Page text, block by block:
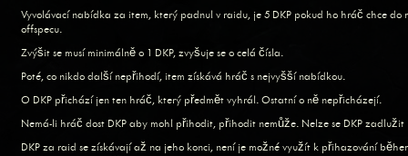
Vyvolávací nabídka za item, který padnul v raidu, je 5 DKP pokud ho hráč chce do
offspecu.
Zvýšit se musí minimálně o 1 DKP, zvyšuje se o celá čísla.
Poté, co nikdo další nepřihodí, item získává hráč s nejvyšší nabídkou.
O DKP přichází jen ten hráč, který předmět vyhrál. Ostatní o ně nepřicházejí.
Nemá-li hráč dost DKP aby mohl přihodit, přihodit nemůže. Nelze se DKP zadlužit
DKP za raid se získávají až na jeho konci, není je možné využít k přihazování